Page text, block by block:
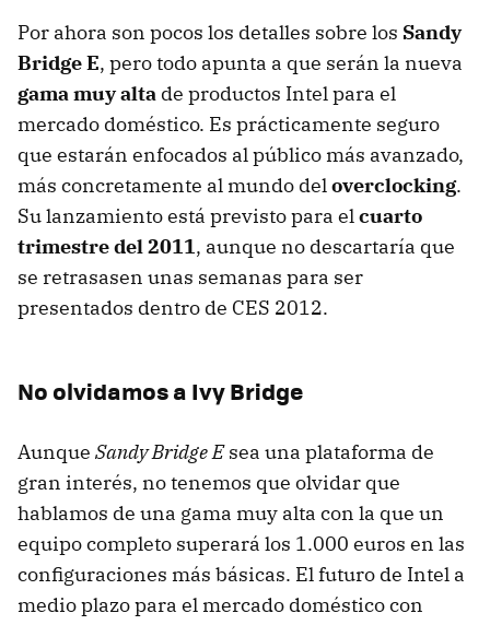
Por ahora son pocos los detalles sobre los Sandy
Bridge E, pero todo apunta a que serán la nueva
gama muy alta de productos Intel para el
mercado doméstico. Es prácticamente seguro
que estarán enfocados al público más avanzado,
más concretamente al mundo deloverclocking.
Su lanzamiento está previsto para elcuarto
trimestre del 2011, aunque no descartaría que
se retrasasen unas semanas para ser
presentados dentro de CES 2012.
No olvidamos a Ivy Bridge
Aunque Sandy Bridge Esea una plataforma de
gran interés, no tenemos que olvidar que
hablamos de una gama muy alta con la que un
equipo completo superará los 1.000 euros en las
configuraciones más básicas. El futuro de Intel a
medio plazo para el mercado doméstico con